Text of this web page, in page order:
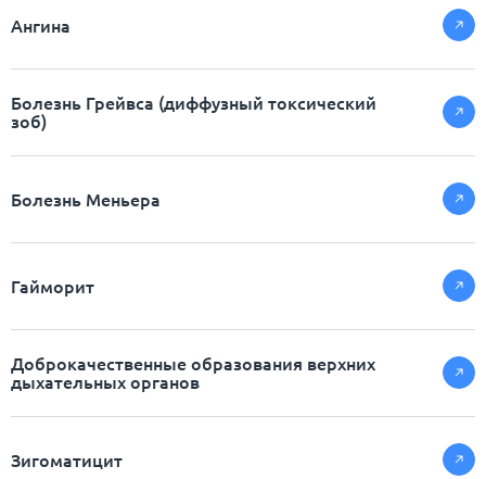
Ангина
Болезнь Грейвса (диффузный токсический
зоб)
Болезнь Меньера
Гайморит
Доброкачественные образования верхних
дыхательных органов
Зигоматицит